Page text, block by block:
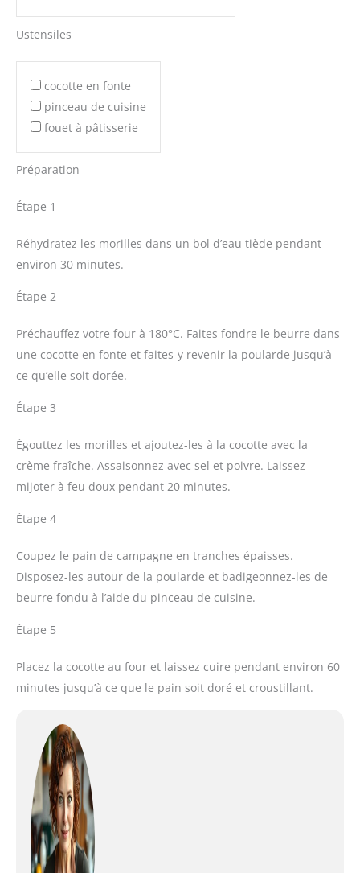
Ustensiles
cocotte en fonte
pinceau de cuisine
fouet à pâtisserie
Préparation
Étape 1
Réhydratez les morilles dans un bol d’eau tiède pendant
environ 30 minutes.
Étape 2
Préchauffez votre four à 180°C. Faites fondre le beurre dans
une cocotte en fonte et faites-y revenir la poularde jusqu’à
ce qu’elle soit dorée.
Étape 3
Égouttez les morilles et ajoutez-les à la cocotte avec la
crème fraîche. Assaisonnez avec sel et poivre. Laissez
mijoter à feu doux pendant 20 minutes.
Étape 4
Coupez le pain de campagne en tranches épaisses.
Disposez-les autour de la poularde et badigeonnez-les de
beurre fondu à l’aide du pinceau de cuisine.
Étape 5
Placez la cocotte au four et laissez cuire pendant environ 60
minutes jusqu’à ce que le pain soit doré et croustillant.